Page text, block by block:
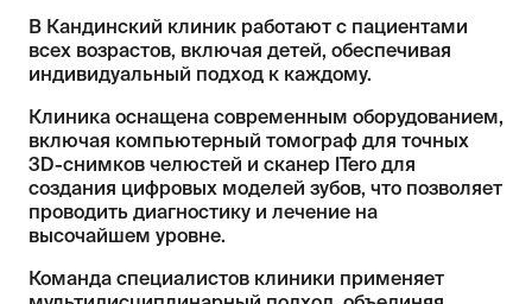
В Кандинский клиник работают с пациентами
всех возрастов, включая детей, обеспечивая
индивидуальный подход к каждому.
Клиника оснащена современным оборудованием,
включая компьютерный томограф для точных
3D-снимков челюстей и сканер ITero для
создания цифровых моделей зубов, что позволяет
проводить диагностику и лечение на
высочайшем уровне.
Команда специалистов клиники применяет